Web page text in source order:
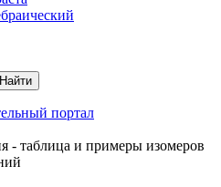
Найти
портал
- таблица и примеры изомеров